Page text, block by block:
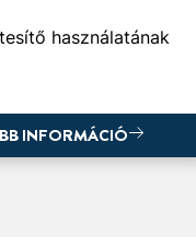
használatának
INFORMÁCIÓ